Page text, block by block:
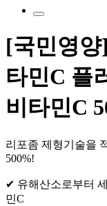
[국민영
타민C 플
비타민C
리포좀 제형기술을
500%!
✔ 유해산소로부터
민C